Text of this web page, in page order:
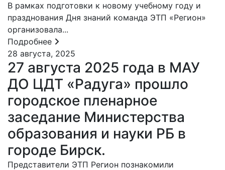
В рамках подготовки к новому учебному году и
празднования Дня знаний команда ЭТП «Регион»
организовала...
Подробнее
28 августа, 2025
27 августа 2025 года в МАУ
ДО ЦДТ «Радуга» прошло
городское пленарное
заседание Министерства
образования и науки РБ в
городе Бирск.
Представители ЭТП Регион познакомили